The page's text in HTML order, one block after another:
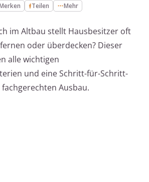
Teilen Mehr
im Altbau stellt Hausbesitzer oft
oder überdecken? Dieser
alle wichtigen
und eine Schritt-für-Schritt-
Ausbau.